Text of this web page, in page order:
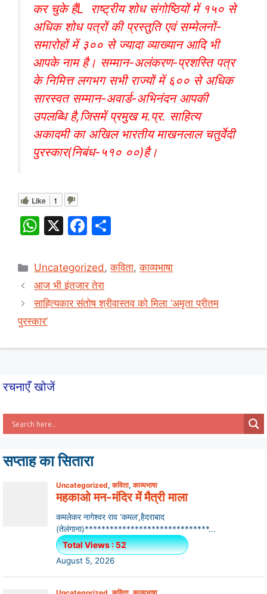
कर चुके हैंL राष्ट्रीय शोध संगोष्ठियों में १५० से
अधिक शोध पत्रों की प्रस्तुति एवं सम्मेलनों-
समारोहों में ३०० से ज्यादा व्याख्यान आदि भी
आपके नाम है। सम्मान-अलंकरण-प्रशस्ति पत्र
के निमित्त लगभग सभी राज्यों में ६०० से अधिक
सारस्वत सम्मान-अवार्ड-अभिनंदन आपकी
उपलब्धि है,जिसमें प्रमुख म.प्र. साहित्य
अकादमी का अखिल भारतीय माखनलाल चतुर्वेदी
पुरस्कार(निबंध-५१० ००)है।
Like 1
W
at
s
A
p
X
F
c
e
b
ar
Categories
Uncategorized,कविता,काव्यभाषा
आज भी इंतजार तेरा
साहित्यकार संतोष श्रीवास्तव को मिला ‘अमृता प्रीतम
पुरस्कार’
रचनाएँ खोजें
सप्ताह का सितारा